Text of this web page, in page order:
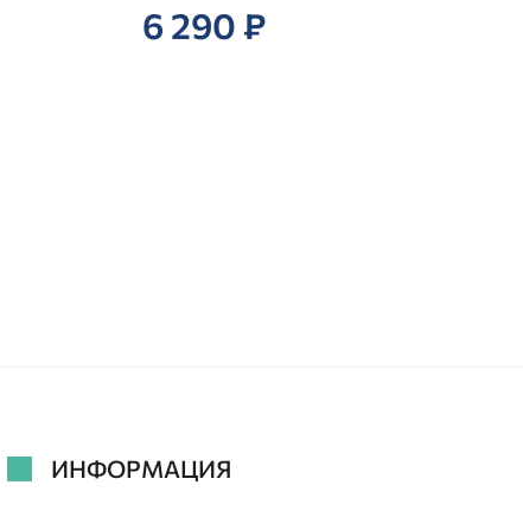
6 290 ₽
ИНФОРМАЦИЯ